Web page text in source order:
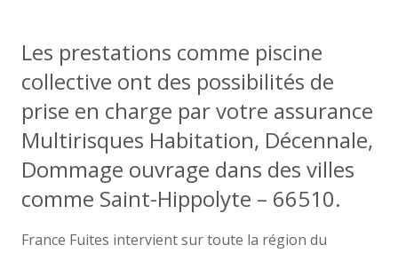
Les prestations comme piscine
collective ont des possibilités de
prise en charge par votre assurance
Multirisques Habitation, Décennale,
Dommage ouvrage dans des villes
comme Saint-Hippolyte – 66510.
France Fuites intervient sur toute la région du